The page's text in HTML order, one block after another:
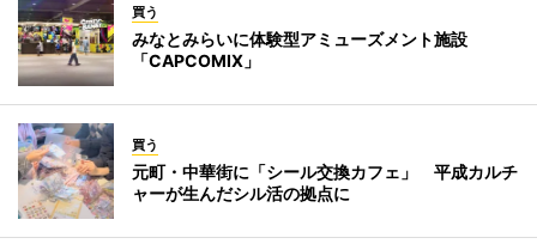
買う
みなとみらいに体験型アミューズメント施設
「CAPCOMIX」
買う
元町・中華街に「シール交換カフェ」 平成カルチ
ャーが生んだシル活の拠点に